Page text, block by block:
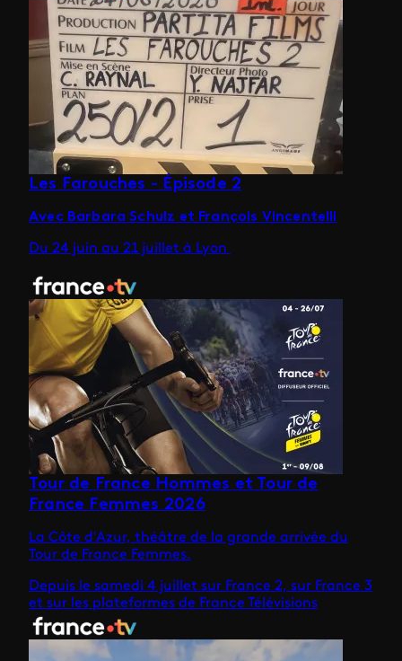
Les Farouches - Épisode 2
Avec Barbara Schulz et François Vincentelli
Du 24 juin au 21 juillet à Lyon
Tour de France Hommes et Tour de
France Femmes 2026
La Côte d'Azur, théâtre de la grande arrivée du
Tour de France Femmes.
Depuis le samedi 4 juillet sur France 2, sur France 3
et sur les plateformes de France Télévisions